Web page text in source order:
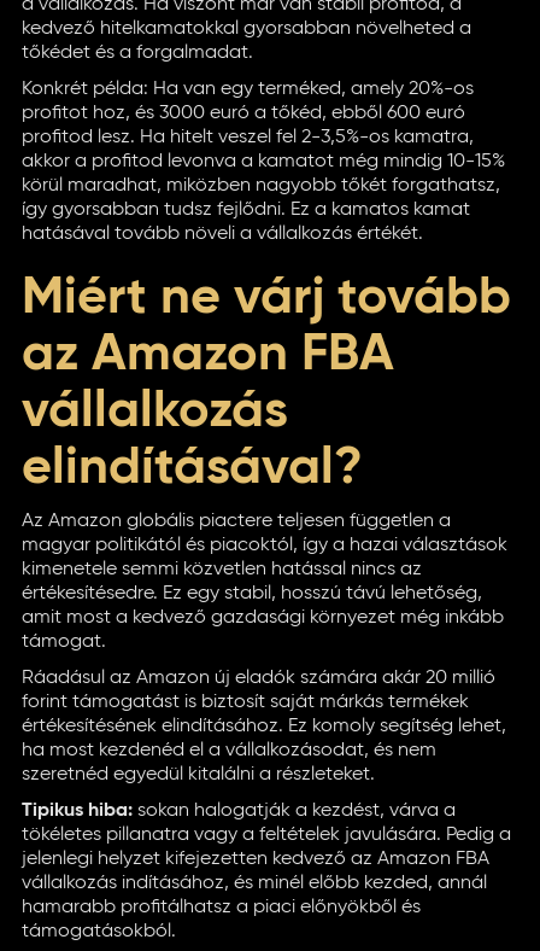
a vállalkozás. Ha viszont már van stabil profitod, a
kedvező hitelkamatokkal gyorsabban növelheted a
tőkédet és a forgalmadat.
Konkrét példa: Ha van egy terméked, amely 20%-os
profitot hoz, és 3000 euró a tőkéd, ebből 600 euró
profitod lesz. Ha hitelt veszel fel 2-3,5%-os kamatra,
akkor a profitod levonva a kamatot még mindig 10-15%
körül maradhat, miközben nagyobb tőkét forgathatsz,
így gyorsabban tudsz fejlődni. Ez a kamatos kamat
hatásával tovább növeli a vállalkozás értékét.
Miért ne várj tovább
az Amazon FBA
vállalkozás
elindításával?
Az Amazon globális piactere teljesen független a
magyar politikától és piacoktól, így a hazai választások
kimenetele semmi közvetlen hatással nincs az
értékesítésedre. Ez egy stabil, hosszú távú lehetőség,
amit most a kedvező gazdasági környezet még inkább
támogat.
Ráadásul az Amazon új eladók számára akár 20 millió
forint támogatást is biztosít saját márkás termékek
értékesítésének elindításához. Ez komoly segítség lehet,
ha most kezdenéd el a vállalkozásodat, és nem
szeretnéd egyedül kitalálni a részleteket.
Tipikus hiba: sokan halogatják a kezdést, várva a
tökéletes pillanatra vagy a feltételek javulására. Pedig a
jelenlegi helyzet kifejezetten kedvező az Amazon FBA
vállalkozás indításához, és minél előbb kezded, annál
hamarabb profitálhatsz a piaci előnyökből és
támogatásokból.